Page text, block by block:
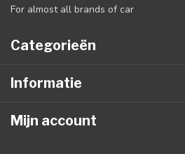
For almost all brands of car
Categorieën
Informatie
Mijn account